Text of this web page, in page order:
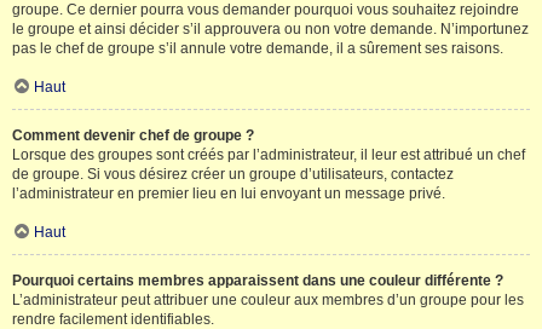
groupe. Ce dernier pourra vous demander pourquoi vous souhaitez rejoindre
le groupe et ainsi décider s’il approuvera ou non votre demande. N’importunez
pas le chef de groupe s’il annule votre demande, il a sûrement ses raisons.
Haut
Comment devenir chef de groupe ?
Lorsque des groupes sont créés par l’administrateur, il leur est attribué un chef
de groupe. Si vous désirez créer un groupe d’utilisateurs, contactez
l’administrateur en premier lieu en lui envoyant un message privé.
Haut
Pourquoi certains membres apparaissent dans une couleur différente ?
L’administrateur peut attribuer une couleur aux membres d’un groupe pour les
rendre facilement identifiables.